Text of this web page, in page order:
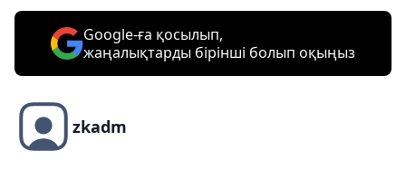
Google-ға қосылып,
жаңалықтарды бірінші болып оқыңыз
zkadm